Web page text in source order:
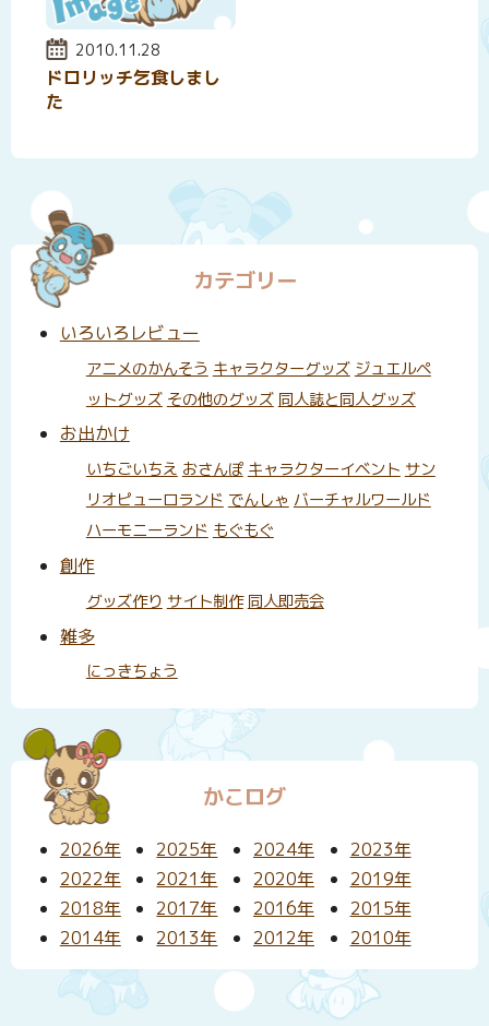
投稿日:
2010.11.28
ドロリッチ乞食しまし
た
カテゴリー
いろいろレビュー
アニメのかんそう キャラクターグッズ ジュエルペ
ットグッズ その他のグッズ 同人誌と同人グッズ
お出かけ
いちごいちえ おさんぽ キャラクターイベント サン
リオピューロランド でんしゃ バーチャルワールド
ハーモニーランド もぐもぐ
創作
グッズ作り サイト制作 同人即売会
雑多
にっきちょう
かこログ
2026年 2025年 2024年
2023年
2022年
2021年 2020年
2019年
2018年
2017年 2016年
2015年
2014年
2013年 2012年 2010年